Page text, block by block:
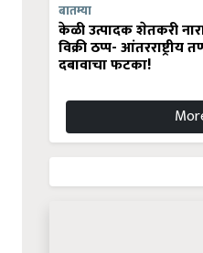
बातम्या
केळी उत्पादक शेतकरी
विक्री ठप्प- आंतरराष्ट्रीय
दबावाचा फटका!